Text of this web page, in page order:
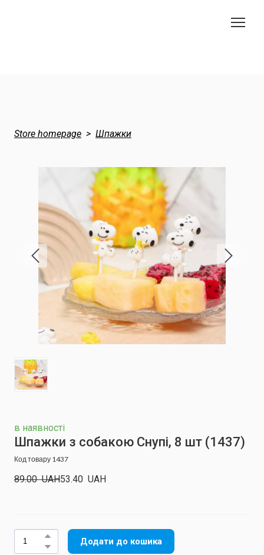
Store homepage Шпажки
в наявності
Шпажки з собакою Снупі, 8 шт (1437)
Код товару 1437
89.00  UAH53.40  UAH
Додати до кошика